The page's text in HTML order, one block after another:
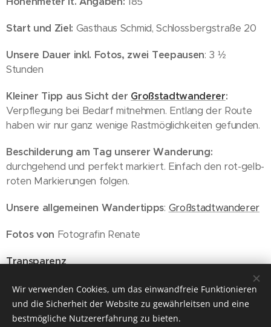
Start und Ziel: Gasthaus Schmid, Schlossbergstraße 20
Unsere Dauer inkl. Fotos, zwei Teepausen: 3 ½
Stunden
Kleiner Tipp aus Sicht der Großstadtwanderer:
Verpflegung bei Bedarf mitnehmen. Entlang der Route
haben wir nur ganz wenige Rastmöglichkeiten gefunden.
Beschilderung am Tag unserer Wanderung:
durchgehend und perfekt markiert. Einfach den rot-gelb-
roten Markierungen folgen.
Unsere allgemeinen Wandertipps: Großstadtwanderer
Fotos von Fotografin Renate
Transparenz
Wien, 05.02.2022
Wir verwenden Cookies, um das einwandfreie Funktionieren
und die Sicherheit der Website zu gewährleitsen und eine
bestmögliche Nutzererfahrung zu bieten.